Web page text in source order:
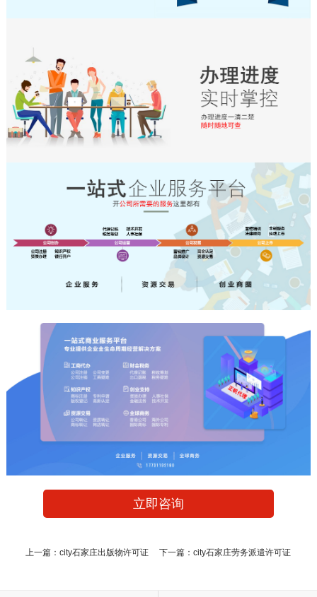
立即咨询
上一篇：city石家庄出版物许可证 下一篇：city石家庄劳务派遣许可证